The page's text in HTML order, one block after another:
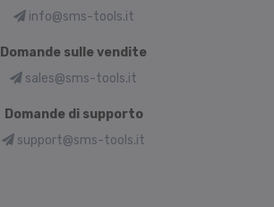
info@sms-tools.it
Domande sulle vendite
sales@sms-tools.it
Domande di supporto
support@sms-tools.it